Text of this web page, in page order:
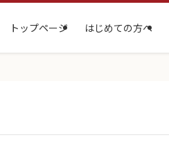
トップページ はじめての方へ